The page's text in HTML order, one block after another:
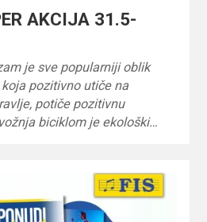
AKCIJA 31.5-
je sve popularniji oblik
pozitivno utiče na
potiče pozitivnu
biciklom je ekološki…